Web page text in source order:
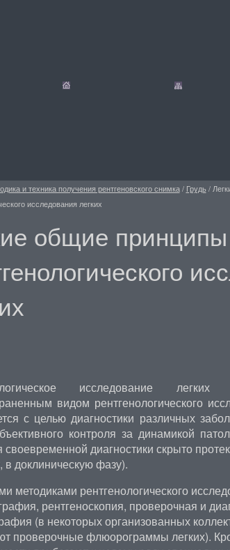
и техника получения рентгеновского снимка/ Грудь/
исследования легких
общие принципы
исследование
видом рентгенологического
с целью диагностики различных
контроля за динамикой
своевременной диагностики скрыто
в доклиническую фазу).
методиками рентгенологического
рентгеноскопия, проверочная и
(в некоторых организованных
проверочные флюорограммы легких).